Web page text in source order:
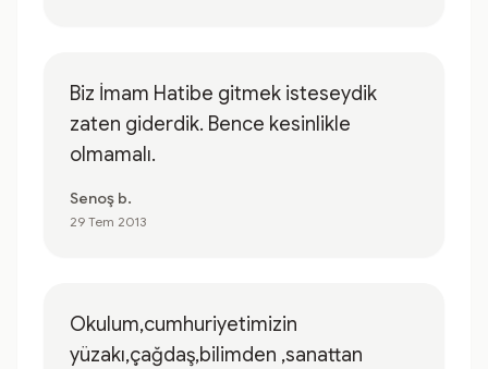
Biz İmam Hatibe gitmek isteseydik
zaten giderdik. Bence kesinlikle
olmamalı.
Senoş b.
29 Tem 2013
Okulum,cumhuriyetimizin
yüzakı,çağdaş,bilimden ,sanattan